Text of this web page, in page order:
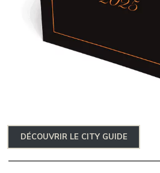
DÉCOUVRIR LE CITY GUIDE